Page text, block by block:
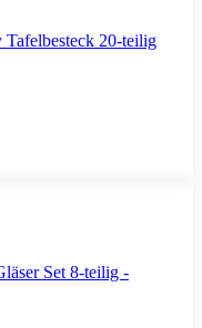
20-teilig
Set 8-teilig -